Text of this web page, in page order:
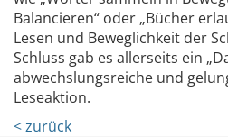
Balancieren“ oder „Bücher
Lesen und Beweglichkeit der
Schluss gab es allerseits ein
abwechslungsreiche und
Leseaktion.
< zurück